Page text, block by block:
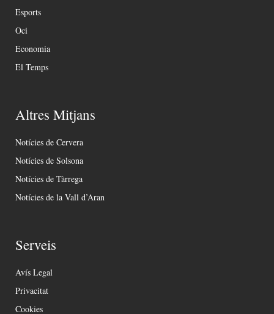
Esports
Oci
Economia
El Temps
Altres Mitjans
Notícies de Cervera
Notícies de Solsona
Notícies de Tàrrega
Notícies de la Vall d’Aran
Serveis
Avís Legal
Privacitat
Cookies